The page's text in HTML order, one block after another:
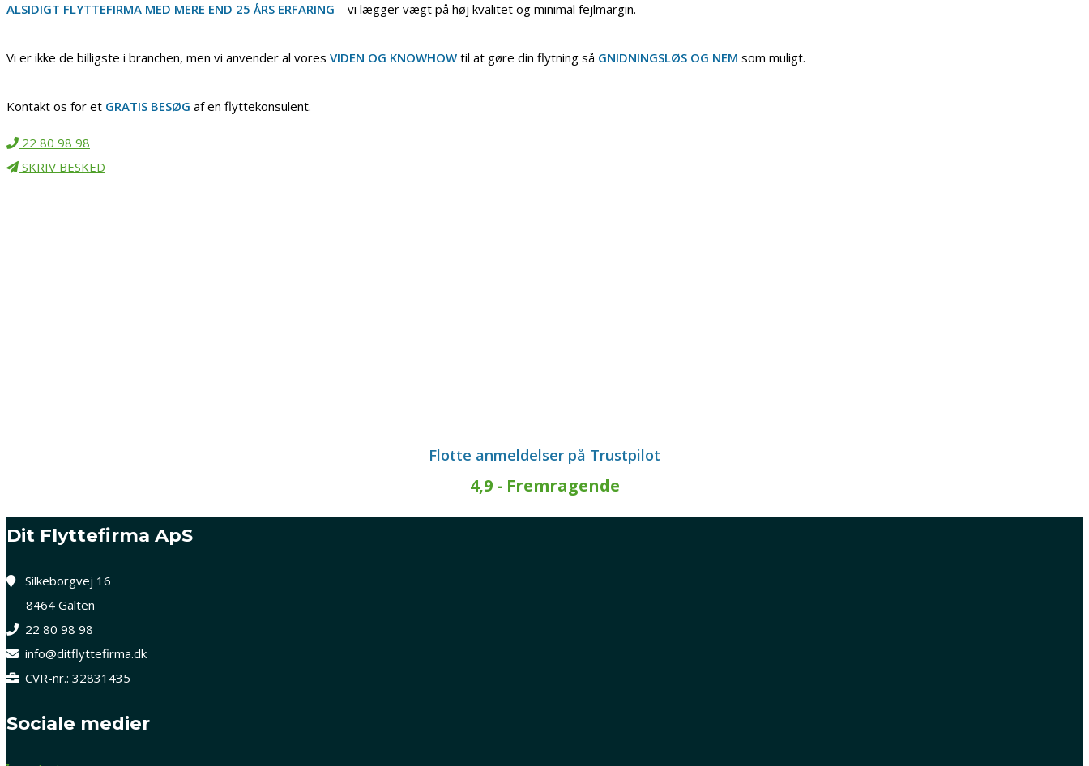
ALSIDIGT FLYTTEFIRMA MED MERE END 25 ÅRS ERFARING – vi lægger vægt på høj kvalitet og minimal fejlmargin.
Vi er ikke de billigste i branchen, men vi anvender al vores VIDEN OG KNOWHOW til at gøre din flytning så GNIDNINGSLØS OG NEM som muligt.
Kontakt os for et GRATIS BESØG af en flyttekonsulent.
22 80 98 98
SKRIV BESKED
Flotte anmeldelser på Trustpilot
4,9 - Fremragende
Dit Flyttefirma ApS
Silkeborgvej 16
8464 Galten
22 80 98 98
info@ditflyttefirma.dk
CVR-nr.: 32831435
Sociale medier